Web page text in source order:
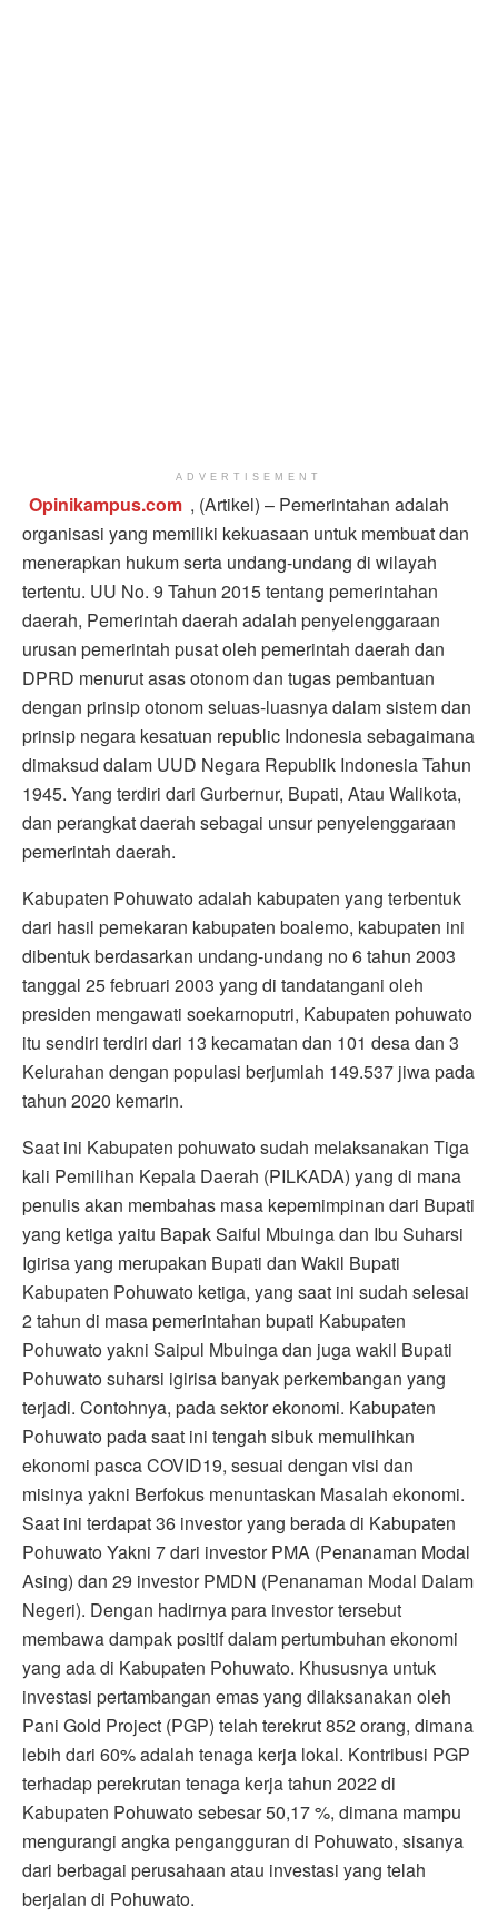
ADVERTISEMENT
Opinikampus.com , (Artikel) – Pemerintahan adalah
organisasi yang memiliki kekuasaan untuk membuat dan
menerapkan hukum serta undang-undang di wilayah
tertentu. UU No. 9 Tahun 2015 tentang pemerintahan
daerah, Pemerintah daerah adalah penyelenggaraan
urusan pemerintah pusat oleh pemerintah daerah dan
DPRD menurut asas otonom dan tugas pembantuan
dengan prinsip otonom seluas-luasnya dalam sistem dan
prinsip negara kesatuan republic Indonesia sebagaimana
dimaksud dalam UUD Negara Republik Indonesia Tahun
1945. Yang terdiri dari Gurbernur, Bupati, Atau Walikota,
dan perangkat daerah sebagai unsur penyelenggaraan
pemerintah daerah.
Kabupaten Pohuwato adalah kabupaten yang terbentuk
dari hasil pemekaran kabupaten boalemo, kabupaten ini
dibentuk berdasarkan undang-undang no 6 tahun 2003
tanggal 25 februari 2003 yang di tandatangani oleh
presiden mengawati soekarnoputri, Kabupaten pohuwato
itu sendiri terdiri dari 13 kecamatan dan 101 desa dan 3
Kelurahan dengan populasi berjumlah 149.537 jiwa pada
tahun 2020 kemarin.
Saat ini Kabupaten pohuwato sudah melaksanakan Tiga
kali Pemilihan Kepala Daerah (PILKADA) yang di mana
penulis akan membahas masa kepemimpinan dari Bupati
yang ketiga yaitu Bapak Saiful Mbuinga dan Ibu Suharsi
Igirisa yang merupakan Bupati dan Wakil Bupati
Kabupaten Pohuwato ketiga, yang saat ini sudah selesai
2 tahun di masa pemerintahan bupati Kabupaten
Pohuwato yakni Saipul Mbuinga dan juga wakil Bupati
Pohuwato suharsi igirisa banyak perkembangan yang
terjadi. Contohnya, pada sektor ekonomi. Kabupaten
Pohuwato pada saat ini tengah sibuk memulihkan
ekonomi pasca COVID19, sesuai dengan visi dan
misinya yakni Berfokus menuntaskan Masalah ekonomi.
Saat ini terdapat 36 investor yang berada di Kabupaten
Pohuwato Yakni 7 dari investor PMA (Penanaman Modal
Asing) dan 29 investor PMDN (Penanaman Modal Dalam
Negeri). Dengan hadirnya para investor tersebut
membawa dampak positif dalam pertumbuhan ekonomi
yang ada di Kabupaten Pohuwato. Khususnya untuk
investasi pertambangan emas yang dilaksanakan oleh
Pani Gold Project (PGP) telah terekrut 852 orang, dimana
lebih dari 60% adalah tenaga kerja lokal. Kontribusi PGP
terhadap perekrutan tenaga kerja tahun 2022 di
Kabupaten Pohuwato sebesar 50,17 %, dimana mampu
mengurangi angka pengangguran di Pohuwato, sisanya
dari berbagai perusahaan atau investasi yang telah
berjalan di Pohuwato.